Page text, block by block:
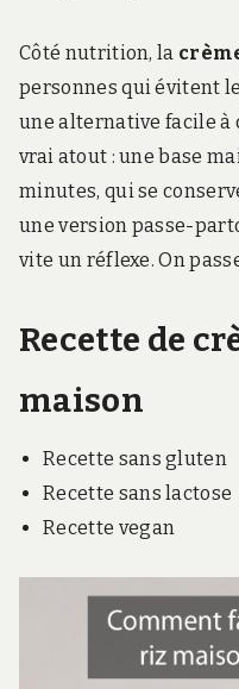
Côté nutrition, la
personnes qui évitent
une alternative facile à
vrai atout : une base
minutes, qui se
une version passe-
vite un réflexe. On
Recette de
maison
Recette sans gluten
Recette sans lactose
Recette vegan